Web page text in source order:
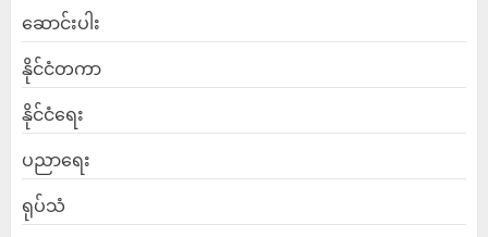
ဆောင်းပါး
နိုင်ငံတကာ
နိုင်ငံရေး
ပညာရေး
ရုပ်သံ